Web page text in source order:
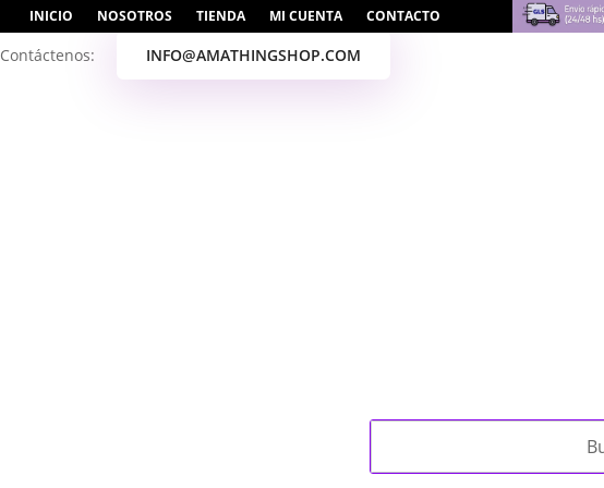
INICIO NOSOTROS TIENDA MI CUENTA CONTACTO
Contáctenos: INFO@AMATHINGSHOP.COM